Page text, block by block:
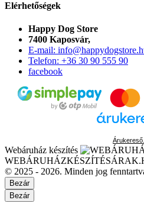
Elérhetőségek
Happy Dog Store
7400 Kaposvár,
E-mail:
Telefon: +36 30 90 555 90
facebook
Webáruház készítés
© 2025 - 2026. Minden jog
Bezár
Bezár